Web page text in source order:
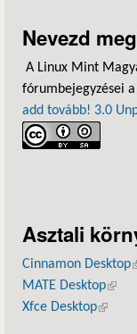
Nevezd
A Linux Mint
fórumbejegyzései a
add tovább! 3.0
Asztali
Cinnamon Desktop
MATE Desktop
Xfce Desktop(külső